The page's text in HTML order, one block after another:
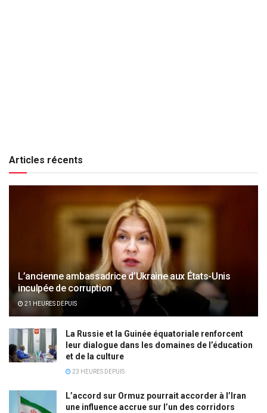
Articles récents
L’ancienne ambassadrice d’Ukraine aux États-Unis
inculpée de corruption
21 HEURES DEPUIS
La Russie et la Guinée équatoriale renforcent
leur dialogue dans les domaines de l’éducation
et de la culture
23 HEURES DEPUIS
L’accord sur Ormuz pourrait accorder à l’Iran
une influence accrue sur l’un des corridors